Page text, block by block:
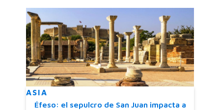
ASIA
Éfeso: el sepulcro de San Juan impacta a